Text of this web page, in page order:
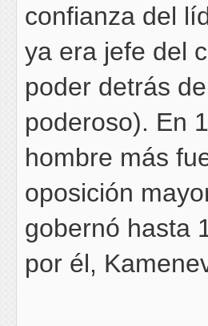
confianza del
ya era jefe del
poder detrás
poderoso). En
hombre más
oposición
gobernó hasta
por él,